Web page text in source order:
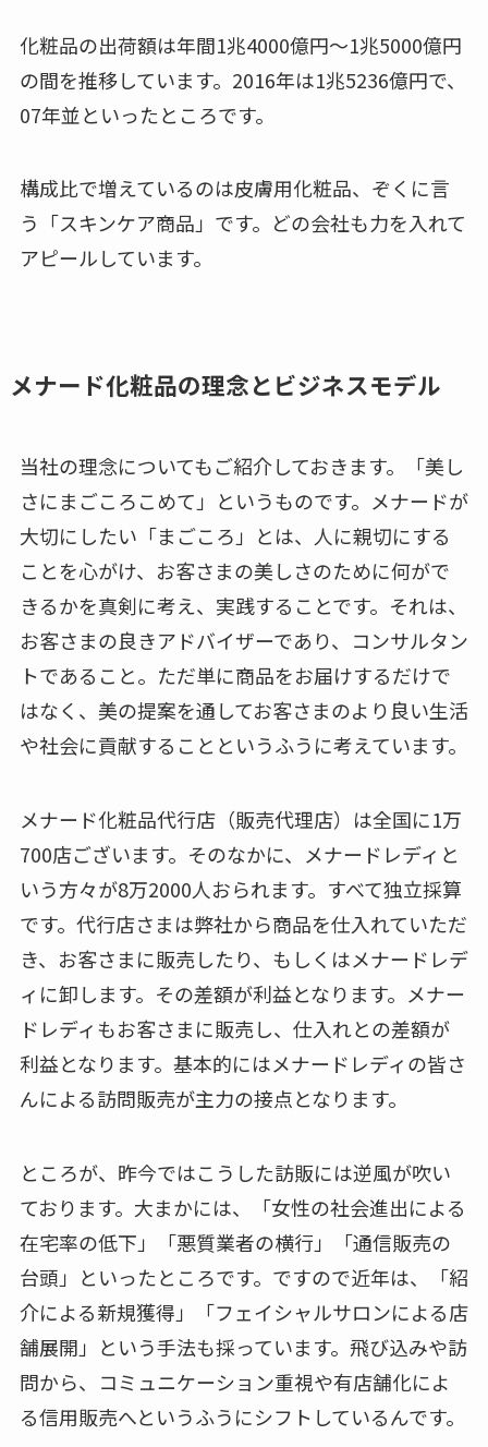
化粧品の出荷額は年間1兆4000億円～1兆5000億円
の間を推移しています。2016年は1兆5236億円で、
07年並といったところです。
構成比で増えているのは皮膚用化粧品、ぞくに言
う「スキンケア商品」です。どの会社も力を入れて
アピールしています。
メナード化粧品の理念とビジネスモデル
当社の理念についてもご紹介しておきます。「美し
さにまごころこめて」というものです。メナードが
大切にしたい「まごころ」とは、人に親切にする
ことを心がけ、お客さまの美しさのために何がで
きるかを真剣に考え、実践することです。それは、
お客さまの良きアドバイザーであり、コンサルタン
トであること。ただ単に商品をお届けするだけで
はなく、美の提案を通してお客さまのより良い生活
や社会に貢献することというふうに考えています。
メナード化粧品代行店（販売代理店）は全国に1万
700店ございます。そのなかに、メナードレディと
いう方々が8万2000人おられます。すべて独立採算
です。代行店さまは弊社から商品を仕入れていただ
き、お客さまに販売したり、もしくはメナードレデ
ィに卸します。その差額が利益となります。メナー
ドレディもお客さまに販売し、仕入れとの差額が
利益となります。基本的にはメナードレディの皆さ
んによる訪問販売が主力の接点となります。
ところが、昨今ではこうした訪販には逆風が吹い
ております。大まかには、「女性の社会進出による
在宅率の低下」「悪質業者の横行」「通信販売の
台頭」といったところです。ですので近年は、「紹
介による新規獲得」「フェイシャルサロンによる店
舗展開」という手法も採っています。飛び込みや訪
問から、コミュニケーション重視や有店舗化によ
る信用販売へというふうにシフトしているんです。